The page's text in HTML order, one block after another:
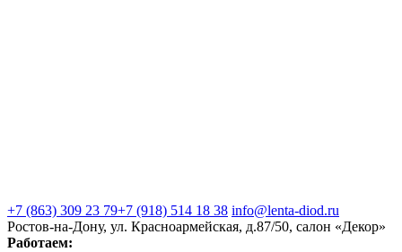
+7 (863) 309 23 79+7 (918) 514 18 38 info@lenta-diod.ru
Ростов-на-Дону, ул. Красноармейская, д.87/50, салон «Декор»
Работаем: